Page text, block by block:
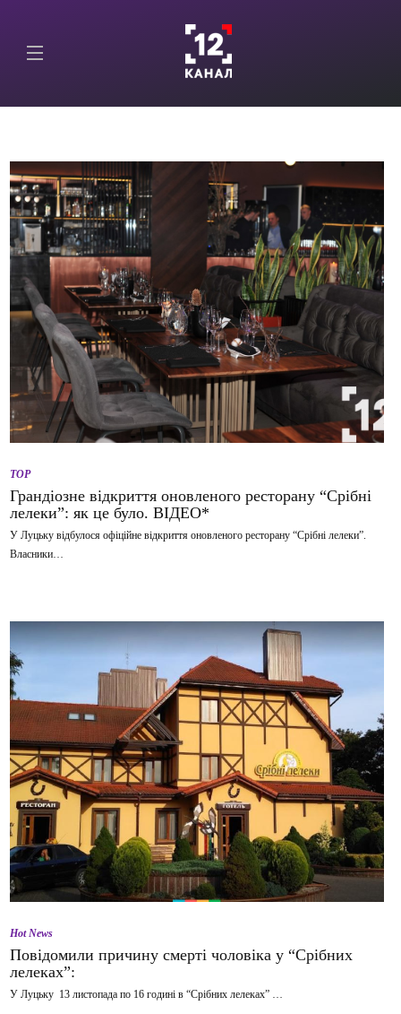
TOP
Грандіозне відкриття оновленого ресторану “Срібні
лелеки”: як це було. ВІДЕО*
У Луцьку відбулося офіційне відкриття оновленого ресторану “Срібні лелеки”.
Власники…
Hot News
Повідомили причину смерті чоловіка у “Срібних
лелеках”:
У Луцьку 13 листопада по 16 годині в “Срібних лелеках” …